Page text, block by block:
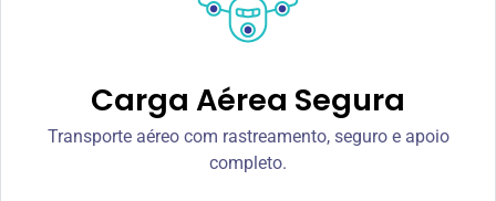
Carga Aérea Segura
Transporte aéreo com rastreamento, seguro e apoio
completo.